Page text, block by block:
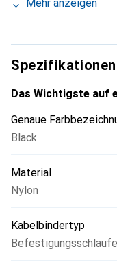
eine Vielzahl von
was ihn zu einer
Einsatzbedingungen
einen sicheren Halt,
einem
Kabelbinder
Mehr anzeigen
Spezifikationen
Das Wichtigste auf
Genaue
Black
Material
Nylon
Kabelbindertyp